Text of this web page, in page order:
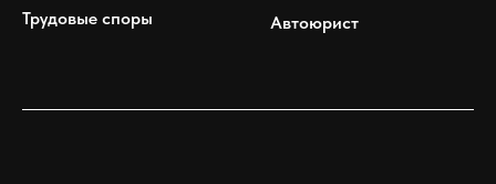
Трудовые споры
Автоюрист